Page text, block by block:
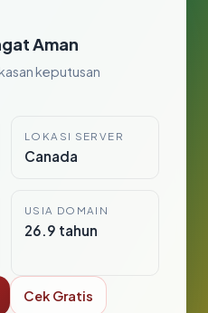
Aman
keputusan
LOKASI SERVER
Canada
USIA DOMAIN
26.9 tahun
Cek Gratis